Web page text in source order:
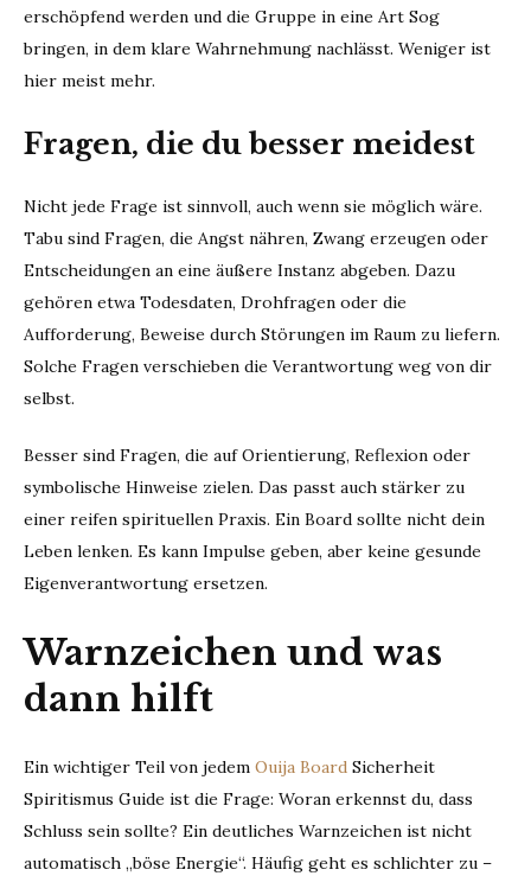
erschöpfend werden und die Gruppe in eine Art Sog
bringen, in dem klare Wahrnehmung nachlässt. Weniger ist
hier meist mehr.
Fragen, die du besser meidest
Nicht jede Frage ist sinnvoll, auch wenn sie möglich wäre.
Tabu sind Fragen, die Angst nähren, Zwang erzeugen oder
Entscheidungen an eine äußere Instanz abgeben. Dazu
gehören etwa Todesdaten, Drohfragen oder die
Aufforderung, Beweise durch Störungen im Raum zu liefern.
Solche Fragen verschieben die Verantwortung weg von dir
selbst.
Besser sind Fragen, die auf Orientierung, Reflexion oder
symbolische Hinweise zielen. Das passt auch stärker zu
einer reifen spirituellen Praxis. Ein Board sollte nicht dein
Leben lenken. Es kann Impulse geben, aber keine gesunde
Eigenverantwortung ersetzen.
Warnzeichen und was
dann hilft
Ein wichtiger Teil von jedem Ouija Board Sicherheit
Spiritismus Guide ist die Frage: Woran erkennst du, dass
Schluss sein sollte? Ein deutliches Warnzeichen ist nicht
automatisch „böse Energie“. Häufig geht es schlichter zu –